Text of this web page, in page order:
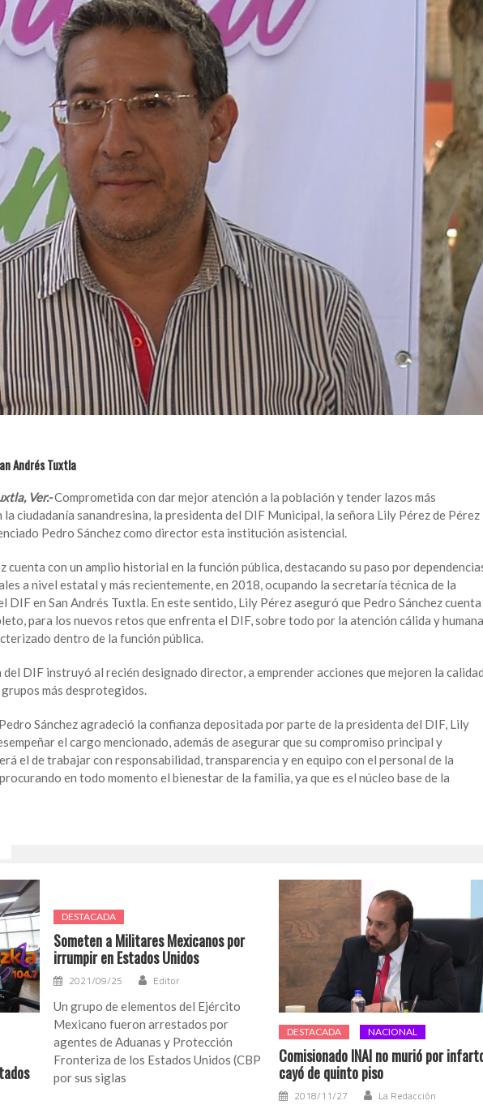
Andrés Tuxtla
Ver.-Comprometida con dar mejor atención a la población y tender lazos más
la ciudadanía sanandresina, la presidenta del DIF Municipal, la señora Lily Pérez de Pérez
Pedro Sánchez como director esta institución asistencial.
cuenta con un amplio historial en la función pública, destacando su paso por
a nivel estatal y más recientemente, en 2018, ocupando la secretaría técnica de la
DIF en San Andrés Tuxtla. En este sentido, Lily Pérez aseguró que Pedro Sánchez cuenta
para los nuevos retos que enfrenta el DIF, sobre todo por la atención cálida y humana
dentro de la función pública.
del DIF instruyó al recién designado director, a emprender acciones que mejoren la
más desprotegidos.
Sánchez agradeció la confianza depositada por parte de la presidenta del DIF, Lily
el cargo mencionado, además de asegurar que su compromiso principal y
el de trabajar con responsabilidad, transparencia y en equipo con el personal de la
en todo momento el bienestar de la familia, ya que es el núcleo base de la
DESTACADA
Someten a Militares Mexicanos por
irrumpir en Estados Unidos
2021/09/25 Editor
Un grupo de elementos del Ejército
Mexicano fueron arrestados por
agentes de Aduanas y Protección
Fronteriza de los Estados Unidos (CBP
por sus siglas
DESTACADA NACIONAL
Comisionado INAI no murió por
cayó de quinto piso
2018/11/27 La Redacción